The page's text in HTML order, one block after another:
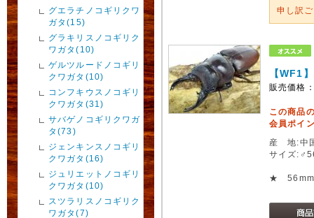
グエラチノコギリクワ
ガタ(15)
グラキリスノコギリク
ワガタ(10)
ゲルツルードノコギリ
クワガタ(10)
コンフキウスノコギリ
クワガタ(31)
サバゲノコギリクワガ
タ(73)
ジェンキンスノコギリ
クワガタ(16)
ジュリエットノコギリ
クワガタ(10)
スツラリスノコギリク
ワガタ(7)
申し訳
【WF1
販売価格
この商品
会員ポイ
産 地:中
サイズ
★ 56mm